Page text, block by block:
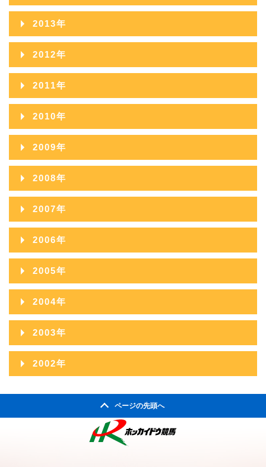
2016年10月
2016年09月
2016年08月
2016年07月
2016年06月
2016年05月
2016年03月
2016年02月
2016年01月
2015年11月
2015年10月
2015年09月
2015年08月
2015年07月
2015年06月
2015年05月
2015年03月
2015年02月
2015年01月
2014年12月
2014年11月
2014年10月
2014年09月
2014年08月
2014年07月
2014年06月
2014年05月
2014年03月
2014年02月
2014年01月
2013年
2013年12月
2013年11月
2013年10月
2013年09月
2013年08月
2013年07月
2013年06月
2013年05月
2013年03月
2013年02月
2013年01月
2012年
2012年12月
2012年11月
2012年10月
2012年09月
2012年08月
2012年07月
2012年06月
2012年05月
2012年03月
2012年02月
2012年01月
2011年
2011年12月
2011年11月
2011年10月
2011年09月
2011年08月
2011年07月
2011年06月
2011年05月
2011年03月
2011年02月
2010年
2010年12月
2010年11月
2010年10月
2010年09月
2010年08月
2010年07月
2010年06月
2010年05月
2010年03月
2009年
2009年12月
2009年11月
2009年10月
2009年09月
2009年08月
2009年07月
2009年06月
2009年05月
2009年03月
2008年
2008年12月
2008年11月
2008年10月
2008年09月
2008年08月
2008年07月
2008年06月
2008年05月
2007年
2007年12月
2007年11月
2007年10月
2007年09月
2007年08月
2007年07月
2006年
2006年12月
2006年11月
2006年10月
2006年09月
2006年08月
2005年
2005年12月
2005年11月
2005年10月
2005年09月
2005年08月
2005年07月
2004年
2004年12月
2004年11月
2004年10月
2003年
2003年12月
2002年
ページの先頭へ